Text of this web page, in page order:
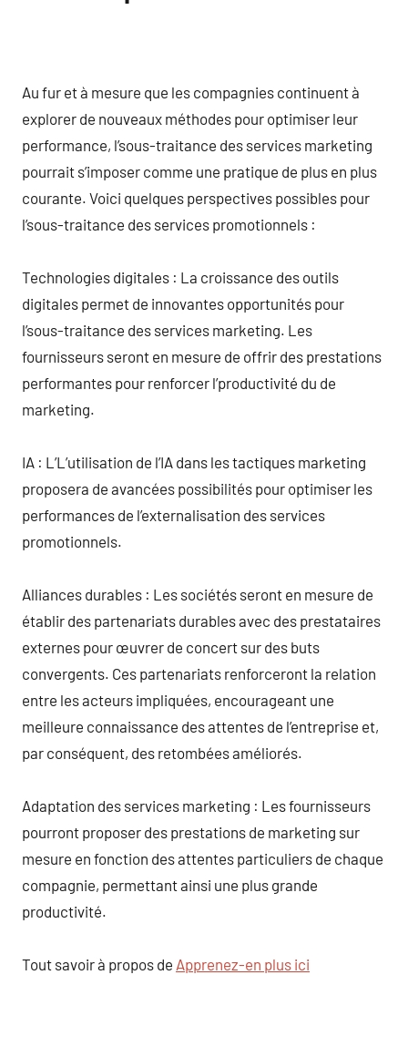
Au fur et à mesure que les compagnies continuent à
explorer de nouveaux méthodes pour optimiser leur
performance, l’sous-traitance des services marketing
pourrait s’imposer comme une pratique de plus en plus
courante. Voici quelques perspectives possibles pour
l’sous-traitance des services promotionnels :
Technologies digitales : La croissance des outils
digitales permet de innovantes opportunités pour
l’sous-traitance des services marketing. Les
fournisseurs seront en mesure de offrir des prestations
performantes pour renforcer l’productivité du de
marketing.
IA : L’L’utilisation de l’IA dans les tactiques marketing
proposera de avancées possibilités pour optimiser les
performances de l’externalisation des services
promotionnels.
Alliances durables : Les sociétés seront en mesure de
établir des partenariats durables avec des prestataires
externes pour œuvrer de concert sur des buts
convergents. Ces partenariats renforceront la relation
entre les acteurs impliquées, encourageant une
meilleure connaissance des attentes de l’entreprise et,
par conséquent, des retombées améliorés.
Adaptation des services marketing : Les fournisseurs
pourront proposer des prestations de marketing sur
mesure en fonction des attentes particuliers de chaque
compagnie, permettant ainsi une plus grande
productivité.
Tout savoir à propos de Apprenez-en plus ici